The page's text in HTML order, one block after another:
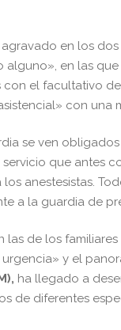
en los
alguno», en las
el facultativo
con una
se ven
que antes
anestesistas.
a la guardia de
las de los
y el
ha llegado a
de diferentes